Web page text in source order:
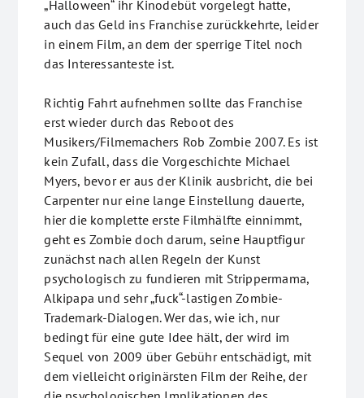
„Halloween“ ihr Kinodebüt vorgelegt hatte,
auch das Geld ins Franchise zurückkehrte, leider
in einem Film, an dem der sperrige Titel noch
das Interessanteste ist.
Richtig Fahrt aufnehmen sollte das Franchise
erst wieder durch das Reboot des
Musikers/Filmemachers Rob Zombie 2007. Es ist
kein Zufall, dass die Vorgeschichte Michael
Myers, bevor er aus der Klinik ausbricht, die bei
Carpenter nur eine lange Einstellung dauerte,
hier die komplette erste Filmhälfte einnimmt,
geht es Zombie doch darum, seine Hauptfigur
zunächst nach allen Regeln der Kunst
psychologisch zu fundieren mit Strippermama,
Alkipapa und sehr „fuck“-lastigen Zombie-
Trademark-Dialogen. Wer das, wie ich, nur
bedingt für eine gute Idee hält, der wird im
Sequel von 2009 über Gebühr entschädigt, mit
dem vielleicht originärsten Film der Reihe, der